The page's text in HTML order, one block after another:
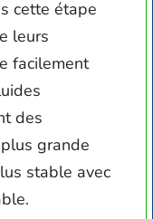
cette étape
leurs
facilement
des
grande
stable avec